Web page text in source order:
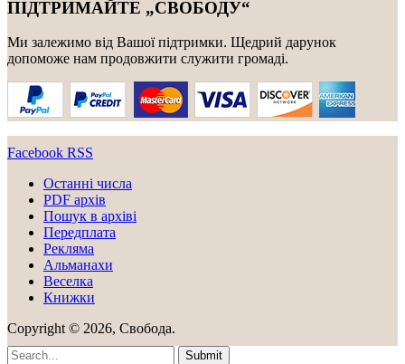
ПІДТРИМАЙТЕ „СВОБОДУ“
Ми залежимо від Вашої підтримки. Щедрий дарунок
допоможе нам продовжити служити громаді.
Facebook RSS
Останні числа
PDF архів
Пошук в архіві
Передплата
Рекляма
Альманахи
Веселка
Книжки
Copyright © 2026, Свобода.
Submit